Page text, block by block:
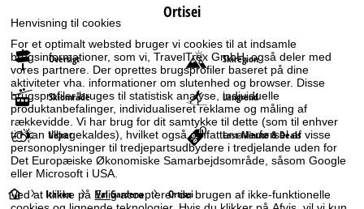
Henvisning til cookies
For et optimalt websted bruger vi cookies til at indsamle
brugsinformationer, som vi, TravelTrex GmbH, også deler med
vores partnere. Der oprettes brugsprofiler baseret på dine
aktiviteter vha. informationer om slutenhed og browser. Disse
brugsprofiler bruges til statistisk analyse, individuelle
produktanbefalinger, individualiseret reklame og måling af
rækkevidde. Vi har brug for dit samtykke til dette (som til enhver
tid kan tilbagekaldes), hvilket også omfatter overførsel af visse
personoplysninger til tredjepartsudbydere i tredjelande uden for
Det Europæiske Økonomiske Samarbejdsområde, såsom Google
eller Microsoft i USA.
Ved at klikke på Enigaccepterer du brugen af ikke-funktionelle
Ortisei
Oversigt Skiregion
Skiområde Langrend
Vejret Last-Minute & Deals
S Italien Val Gardena Ortisei